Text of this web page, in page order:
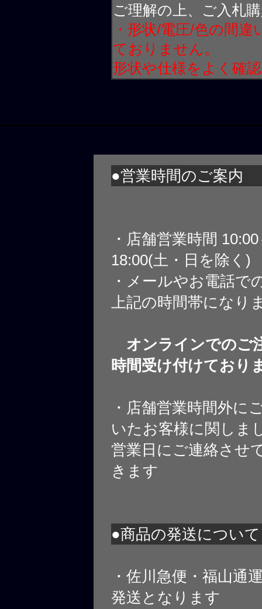
ご理解の上、ご入札
・形状/電圧/色の間
ておりません。
形状や仕様をよく確
●営業時間のご案内
・店舗営業時間
18:00(土・日を除く)
・メールやお電話で
上記の時間帯になり
オンラインでのご
時間受け付けており
・店舗営業時間外に
いたお客様に関しま
営業日にご連絡させ
きます
●商品の発送について
・佐川急便・福山通
発送となります